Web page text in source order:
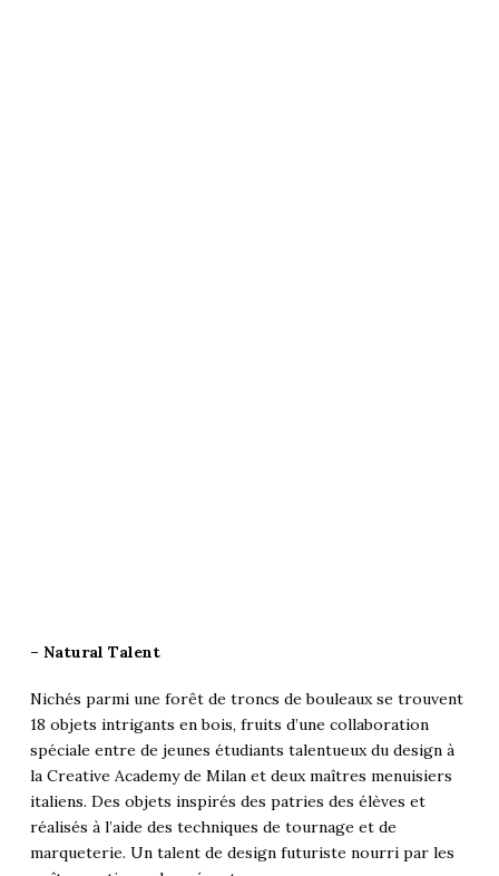
– Natural Talent
Nichés parmi une forêt de troncs de bouleaux se trouvent
18 objets intrigants en bois, fruits d’une collaboration
spéciale entre de jeunes étudiants talentueux du design à
la Creative Academy de Milan et deux maîtres menuisiers
italiens. Des objets inspirés des patries des élèves et
réalisés à l’aide des techniques de tournage et de
marqueterie. Un talent de design futuriste nourri par les